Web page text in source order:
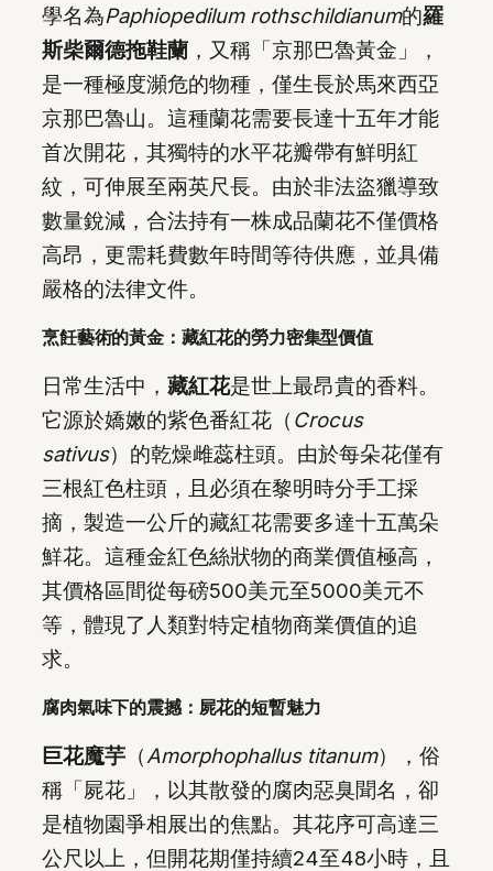
學名為Paphiopedilum rothschildianum的羅
斯柴爾德拖鞋蘭 ，又稱「京那巴魯黃金」，
是一種極度瀕危的物種，僅生長於馬來西亞
京那巴魯山。這種蘭花需要長達十五年才能
首次開花，其獨特的水平花瓣帶有鮮明紅
紋，可伸展至兩英尺長。由於非法盜獵導致
數量銳減，合法持有一株成品蘭花不僅價格
高昂，更需耗費數年時間等待供應，並具備
嚴格的法律文件。
烹飪藝術的黃金：藏紅花的勞力密集型價值
日常生活中， 藏紅花是世上最昂貴的香料。
它源於嬌嫩的紫色番紅花（ Crocus
sativus）的乾燥雌蕊柱頭。由於每朵花僅有
三根紅色柱頭，且必須在黎明時分手工採
摘，製造一公斤的藏紅花需要多達十五萬朵
鮮花。這種金紅色絲狀物的商業價值極高，
其價格區間從每磅500美元至5000美元不
等，體現了人類對特定植物商業價值的追
求。
腐肉氣味下的震撼：屍花的短暫魅力
巨花魔芋 （Amorphophallus titanum），俗
稱「屍花」，以其散發的腐肉惡臭聞名，卻
是植物園爭相展出的焦點。其花序可高達三
公尺以上，但開花期僅持續24至48小時，且